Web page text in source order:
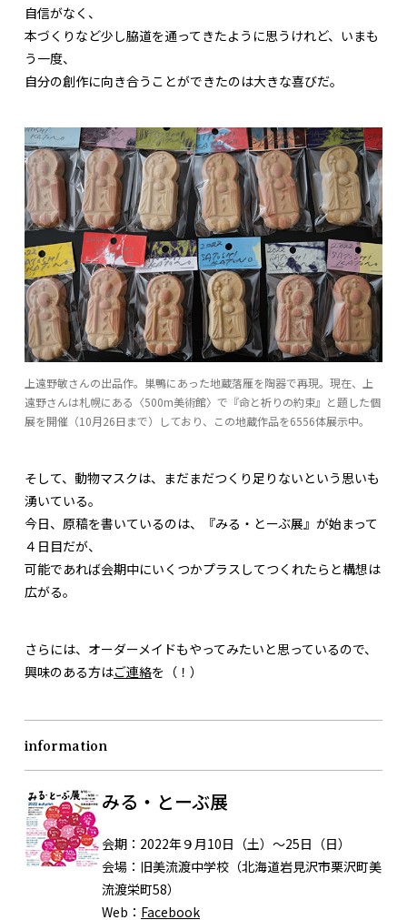
自信がなく、
本づくりなど少し脇道を通ってきたように思うけれど、いまも
う一度、
自分の創作に向き合うことができたのは大きな喜びだ。
上遠野敏さんの出品作。巣鴨にあった地蔵落雁を陶器で再現。現在、上
遠野さんは札幌にある〈500m美術館〉で『命と祈りの約束』と題した個
展を開催（10月26日まで）しており、この地蔵作品を6556体展示中。
そして、動物マスクは、まだまだつくり足りないという思いも
湧いている。
今日、原稿を書いているのは、『みる・とーぶ展』が始まって
４日目だが、
可能であれば会期中にいくつかプラスしてつくれたらと構想は
広がる。
さらには、オーダーメイドもやってみたいと思っているので、
興味のある方はご連絡を（！）
information
みる・とーぶ展
会期： 2022年９月10日（土）〜25日（日）
会場： 旧美流渡中学校（北海道岩見沢市栗沢町美
流渡栄町58）
Web： Facebook